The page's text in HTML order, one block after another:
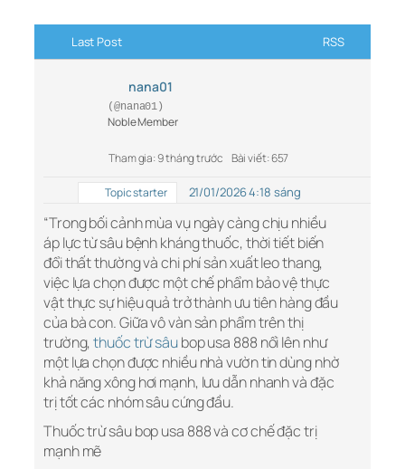
Last Post RSS
nana01
(@nana01)
Noble Member
Tham gia: 9 tháng trước Bài viết: 657
Topic starter 21/01/2026 4:18 sáng
“Trong bối cảnh mùa vụ ngày càng chịu nhiều
áp lực từ sâu bệnh kháng thuốc, thời tiết biến
đổi thất thường và chi phí sản xuất leo thang,
việc lựa chọn được một chế phẩm bảo vệ thực
vật thực sự hiệu quả trở thành ưu tiên hàng đầu
của bà con. Giữa vô vàn sản phẩm trên thị
trường,thuốc trừ sâubop usa 888 nổi lên như
một lựa chọn được nhiều nhà vườn tin dùng nhờ
khả năng xông hơi mạnh, lưu dẫn nhanh và đặc
trị tốt các nhóm sâu cứng đầu.
Thuốc trừ sâu bop usa 888 và cơ chế đặc trị
mạnh mẽ